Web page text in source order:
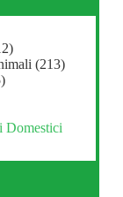
(213)
Domestici